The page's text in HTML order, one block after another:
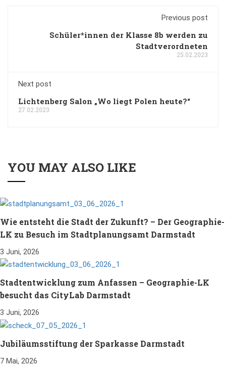
Previous post
Schüler*innen der Klasse 8b werden zu
Stadtverordneten
25.02.2023
Next post
Lichtenberg Salon „Wo liegt Polen heute?“
27.02.2023
YOU MAY ALSO LIKE
Wie entsteht die Stadt der Zukunft? – Der Geographie-
LK zu Besuch im Stadtplanungsamt Darmstadt
3 Juni, 2026
Stadtentwicklung zum Anfassen – Geographie-LK
besucht das CityLab Darmstadt
3 Juni, 2026
Jubiläumsstiftung der Sparkasse Darmstadt
7 Mai, 2026